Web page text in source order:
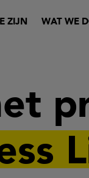
ZIJN WAT WE